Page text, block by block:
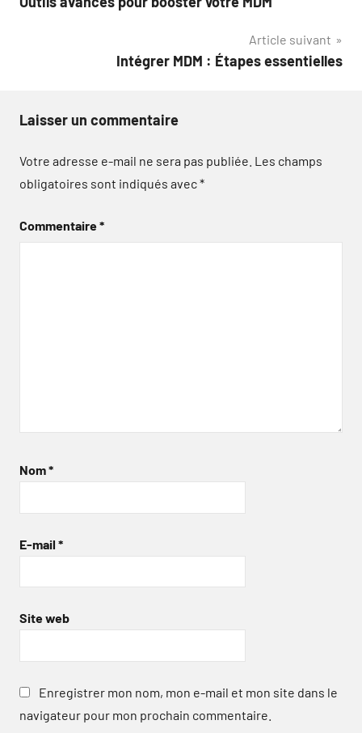
de
Article suivant
Intégrer MDM : Étapes essentielles
Laisser un commentaire
Votre adresse e-mail ne sera pas publiée. Les champs
obligatoires sont indiqués avec*
Commentaire*
Nom*
E-mail *
Site web
Enregistrer mon nom, mon e-mail et mon site dans le
navigateur pour mon prochain commentaire.